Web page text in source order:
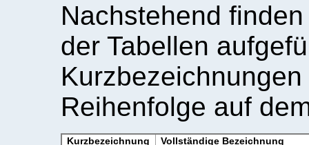
Nachstehend
der Tabellen
Reihenfolge auf
Kurzbezeichnung Vollständige Bezeichnung